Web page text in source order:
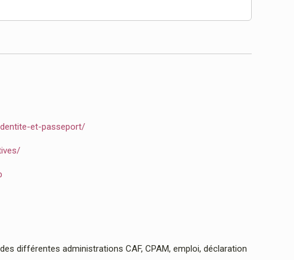
et-passeport/
différentes administrations CAF, CPAM, emploi, déclaration